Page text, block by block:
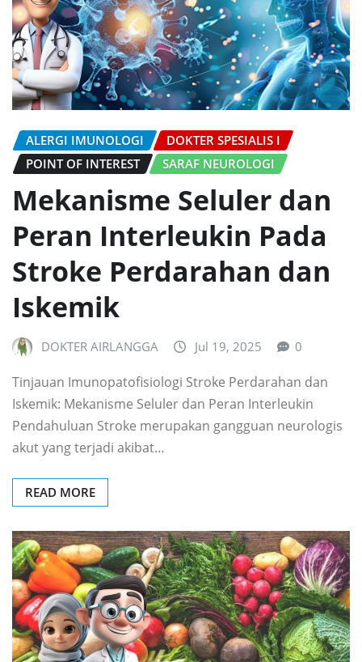
ALERGI IMUNOLOGI
DOKTER SPESIALIS I
POINT OF INTEREST
SARAF NEUROLOGI
Mekanisme Seluler dan
Peran Interleukin Pada
Stroke Perdarahan dan
Iskemik
DOKTER AIRLANGGA Jul 19, 2025 0
Tinjauan Imunopatofisiologi Stroke Perdarahan dan
Iskemik: Mekanisme Seluler dan Peran Interleukin
Pendahuluan Stroke merupakan gangguan neurologis
akut yang terjadi akibat…
READ MORE